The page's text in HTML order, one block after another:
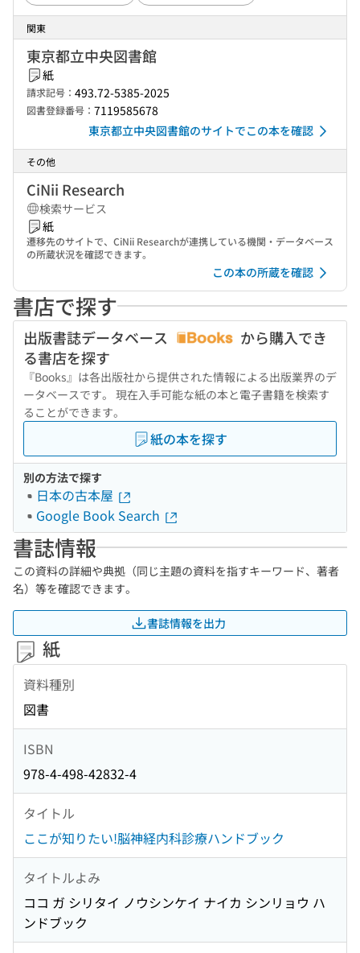
関東
東京都立中央図書館
紙
請求記号： 493.72-5385-2025
図書登録番号： 7119585678
東京都立中央図書館のサイトでこの本を確認
その他
CiNii Research
検索サービス
紙
遷移先のサイトで、CiNii Researchが連携している機関・データベース
の所蔵状況を確認できます。
この本の所蔵を確認
書店で探す
出版書誌データベース
から購入でき
る書店を探す
『Books』は各出版社から提供された情報による出版業界のデ
ータベースです。 現在入手可能な紙の本と電子書籍を検索す
ることができます。
紙の本を探す
別の方法で探す
日本の古本屋
Google Book Search
書誌情報
この資料の詳細や典拠（同じ主題の資料を指すキーワード、著者
名）等を確認できます。
書誌情報を出力
紙
資料種別
図書
ISBN
978-4-498-42832-4
タイトル
ここが知りたい!脳神経内科診療ハンドブック
タイトルよみ
ココ ガ シリタイ ノウシンケイ ナイカ シンリョウ ハ
ンドブック